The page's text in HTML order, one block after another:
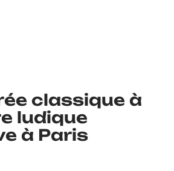
classique à
ludique
à Paris